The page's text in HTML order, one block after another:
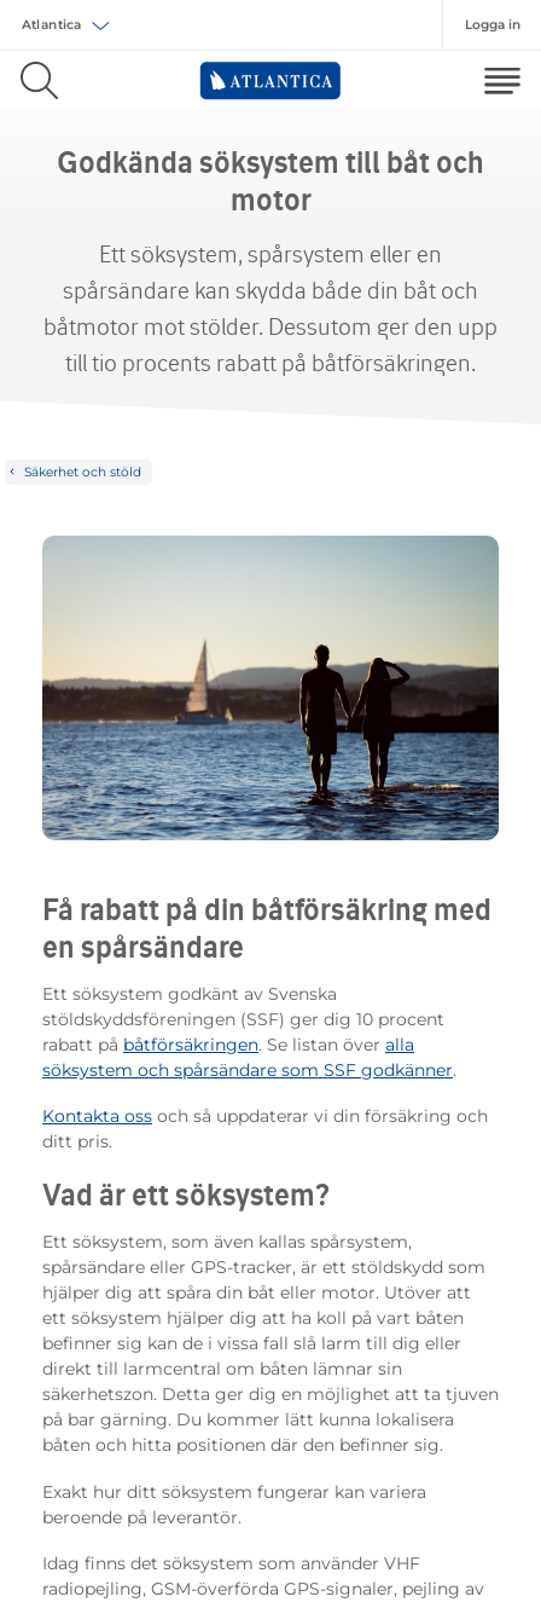
Välj försäkring
Logga in
Godkända söksystem till båt och
motor
Ett söksystem, spårsystem eller en
spårsändare kan skydda både din båt och
båtmotor mot stölder. Dessutom ger den upp
till tio procents rabatt på båtförsäkringen.
Säkerhet och stöld
Få rabatt på din båtförsäkring med
en spårsändare
Ett söksystem godkänt av Svenska
stöldskyddsföreningen (SSF) ger dig 10 procent
rabatt på båtförsäkringen. Se listan över alla
söksystem och spårsändare som SSF godkänner.
Kontakta oss och så uppdaterar vi din försäkring och
ditt pris.
Vad är ett söksystem?
Ett söksystem, som även kallas spårsystem,
spårsändare eller GPS-tracker, är ett stöldskydd som
hjälper dig att spåra din båt eller motor. Utöver att
ett söksystem hjälper dig att ha koll på vart båten
befinner sig kan de i vissa fall slå larm till dig eller
direkt till larmcentral om båten lämnar sin
säkerhetszon. Detta ger dig en möjlighet att ta tjuven
på bar gärning. Du kommer lätt kunna lokalisera
båten och hitta positionen där den befinner sig.
Exakt hur ditt söksystem fungerar kan variera
beroende på leverantör.
Idag finns det söksystem som använder VHF
radiopejling, GSM-överförda GPS-signaler, pejling av